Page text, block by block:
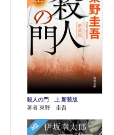
殺人の門 上 新装版
著者 東野 圭吾
4位